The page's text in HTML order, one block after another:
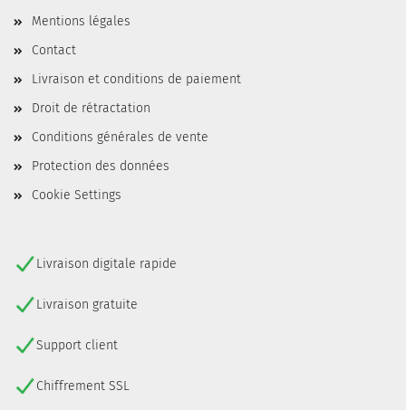
Mentions légales
Contact
Livraison et conditions de paiement
Droit de rétractation
Conditions générales de vente
Protection des données
Cookie Settings
Livraison digitale rapide
Livraison gratuite
Support client
Chiffrement SSL